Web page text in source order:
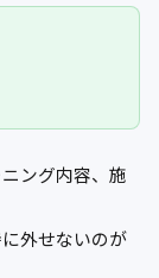
ング内容、施
外せないのが